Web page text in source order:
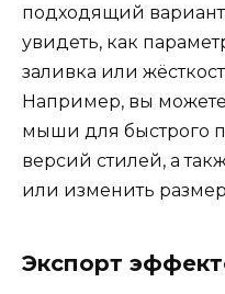
подходящий
увидеть, как
заливка или
Например, вы
мыши для быстрого
версий стилей, а
или изменить
Экспорт